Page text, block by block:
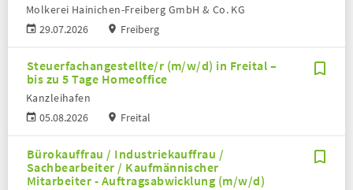
29.07.2026
Molkerei Hainichen-Freiberg GmbH & Co. KG
Freiberg
Steuerfachangestellte/r (m/w/d) in Freital –
bis zu 5 Tage Homeoffice
05.08.2026
Kanzleihafen
Freital
Bürokauffrau / Industriekauffrau /
Sachbearbeiter / Kaufmännischer
Mitarbeiter - Auftragsabwicklung (m/w/d)